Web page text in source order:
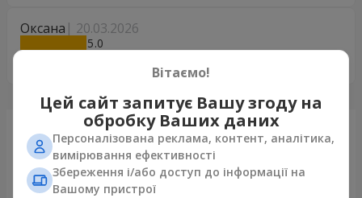
Оксана 20.03.2026
5
Щойно доставили
Вітаємо!
Цей сайт запитує Вашу згоду на
обробку Ваших даних
Персоналізована реклама, контент, аналітика,
вимірювання ефективності
Збереження і/або доступ до інформації на
Вашому пристрої